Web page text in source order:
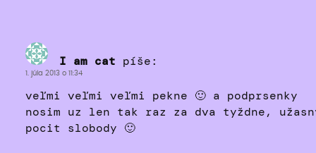
I am cat píše:
1. júla 2013 o 11:34
veľmi veľmi veľmi pekne 🙂 a podprsenky
nosim uz len tak raz za dva tyždne,
pocit slobody 🙂